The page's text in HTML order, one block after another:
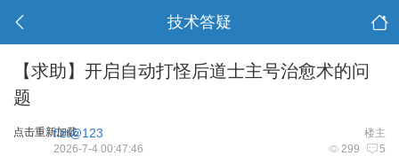
技术答疑
【求助】开启自动打怪后道士主号治愈术的问
题
点击重新加载 楼主
flzt@123
299 5
2026-7-4 00:47:46